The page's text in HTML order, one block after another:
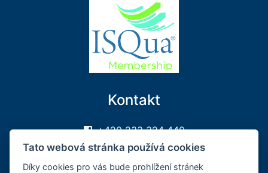
Kontakt
+420 233 324 440
sekretariat@sakcr.cz
Tato webová stránka používá cookies
Díky cookies pro vás bude prohlížení stránek